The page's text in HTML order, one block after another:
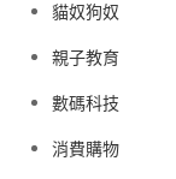
貓奴狗奴
親子教育
數碼科技
消費購物